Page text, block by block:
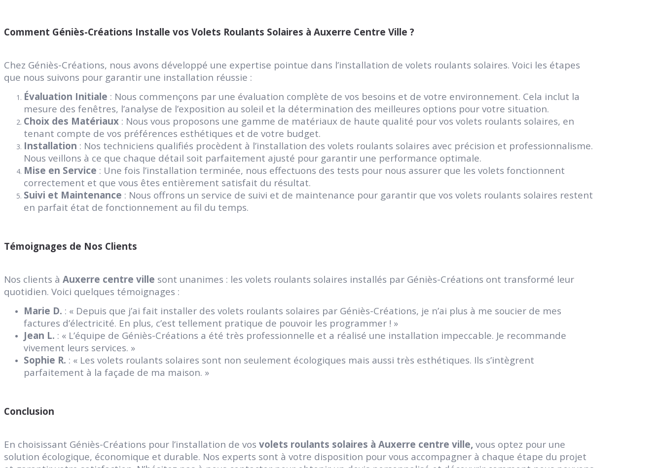
Comment Géniès-Créations Installe vos Volets Roulants Solaires à Auxerre Centre Ville ?
Chez Géniès-Créations, nous avons développé une expertise pointue dans l’installation de volets roulants solaires. Voici les étapes
que nous suivons pour garantir une installation réussie :
Évaluation Initiale : Nous commençons par une évaluation complète de vos besoins et de votre environnement. Cela inclut la
mesure des fenêtres, l’analyse de l’exposition au soleil et la détermination des meilleures options pour votre situation.
Choix des Matériaux : Nous vous proposons une gamme de matériaux de haute qualité pour vos volets roulants solaires, en
tenant compte de vos préférences esthétiques et de votre budget.
Installation : Nos techniciens qualifiés procèdent à l’installation des volets roulants solaires avec précision et professionnalisme.
Nous veillons à ce que chaque détail soit parfaitement ajusté pour garantir une performance optimale.
Mise en Service : Une fois l’installation terminée, nous effectuons des tests pour nous assurer que les volets fonctionnent
correctement et que vous êtes entièrement satisfait du résultat.
Suivi et Maintenance : Nous offrons un service de suivi et de maintenance pour garantir que vos volets roulants solaires restent
en parfait état de fonctionnement au fil du temps.
Témoignages de Nos Clients
Nos clients à Auxerre centre ville sont unanimes : les volets roulants solaires installés par Géniès-Créations ont transformé leur
quotidien. Voici quelques témoignages :
Marie D. : « Depuis que j’ai fait installer des volets roulants solaires par Géniès-Créations, je n’ai plus à me soucier de mes
factures d’électricité. En plus, c’est tellement pratique de pouvoir les programmer ! »
Jean L. : « L’équipe de Géniès-Créations a été très professionnelle et a réalisé une installation impeccable. Je recommande
vivement leurs services. »
Sophie R. : « Les volets roulants solaires sont non seulement écologiques mais aussi très esthétiques. Ils s’intègrent
parfaitement à la façade de ma maison. »
Conclusion
En choisissant Géniès-Créations pour l’installation de vos volets roulants solaires à Auxerre centre ville, vous optez pour une
solution écologique, économique et durable. Nos experts sont à votre disposition pour vous accompagner à chaque étape du projet